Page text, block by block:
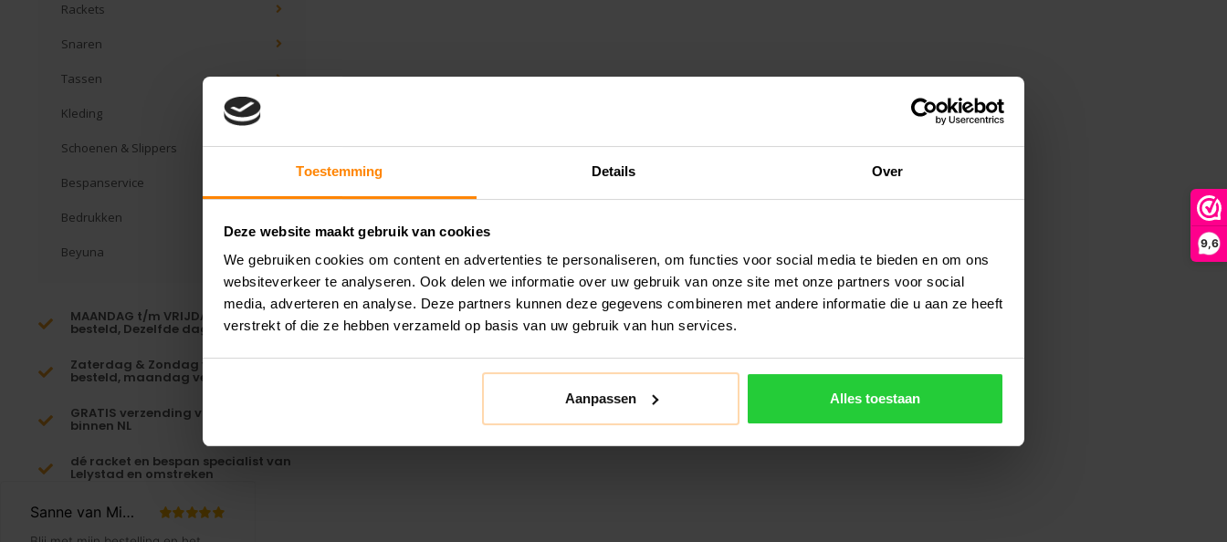
Toestemming Details Over
Deze website maakt gebruik van cookies
We gebruiken cookies om content en advertenties te personaliseren, om functies voor social media te bieden en om ons
websiteverkeer te analyseren. Ook delen we informatie over uw gebruik van onze site met onze partners voor social
media, adverteren en analyse. Deze partners kunnen deze gegevens combineren met andere informatie die u aan ze heeft
verstrekt of die ze hebben verzameld op basis van uw gebruik van hun services.
Aanpassen Alles toestaan
9,6
Rackets
Snaren
Tassen
Kleding
Schoenen & Slippers
Bespanservice
Bedrukken
Beyuna
MAANDAG t/m VRIJDAG voor 16:00
besteld, Dezelfde dag verzonden!*
Zaterdag & Zondag voor 23:59
besteld, maandag verzonden!
GRATIS verzending vanaf €65,-
binnen NL
dé racket en bespan specialist van
Lelystad en omstreken